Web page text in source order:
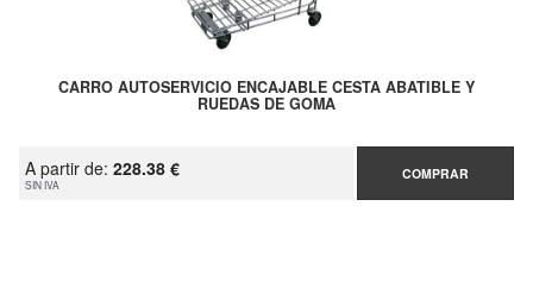
CARRO AUTOSERVICIO ENCAJABLE CESTA ABATIBLE Y
RUEDAS DE GOMA
A partir de: 228.38 €
SIN IVA
COMPRAR